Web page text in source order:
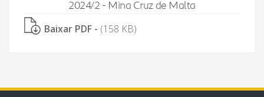
2024/2 - Mina Cruz de Malta
Baixar PDF - (158 KB)